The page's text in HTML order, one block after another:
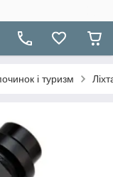
і туризм